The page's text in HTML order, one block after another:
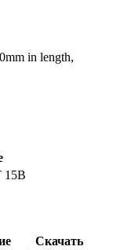
in length,
15B
Скачать